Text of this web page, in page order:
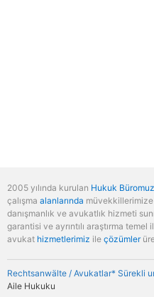
2005 yılında kurulan Hukuk Büromuz
çalışma alanlarında
danışmanlık ve avukatlık hizmeti
garantisi ve ayrıntılı araştırma temel
avukat hizmetlerimiz ile çözümler
Rechtsanwälte / Avukatlar* Sürekli
Aile Hukuku